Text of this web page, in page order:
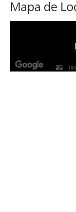
Mapa de